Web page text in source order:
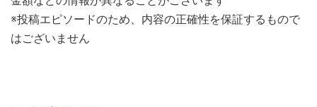
※投稿エピソードのため、内容の正確性を保証するもので
はございません